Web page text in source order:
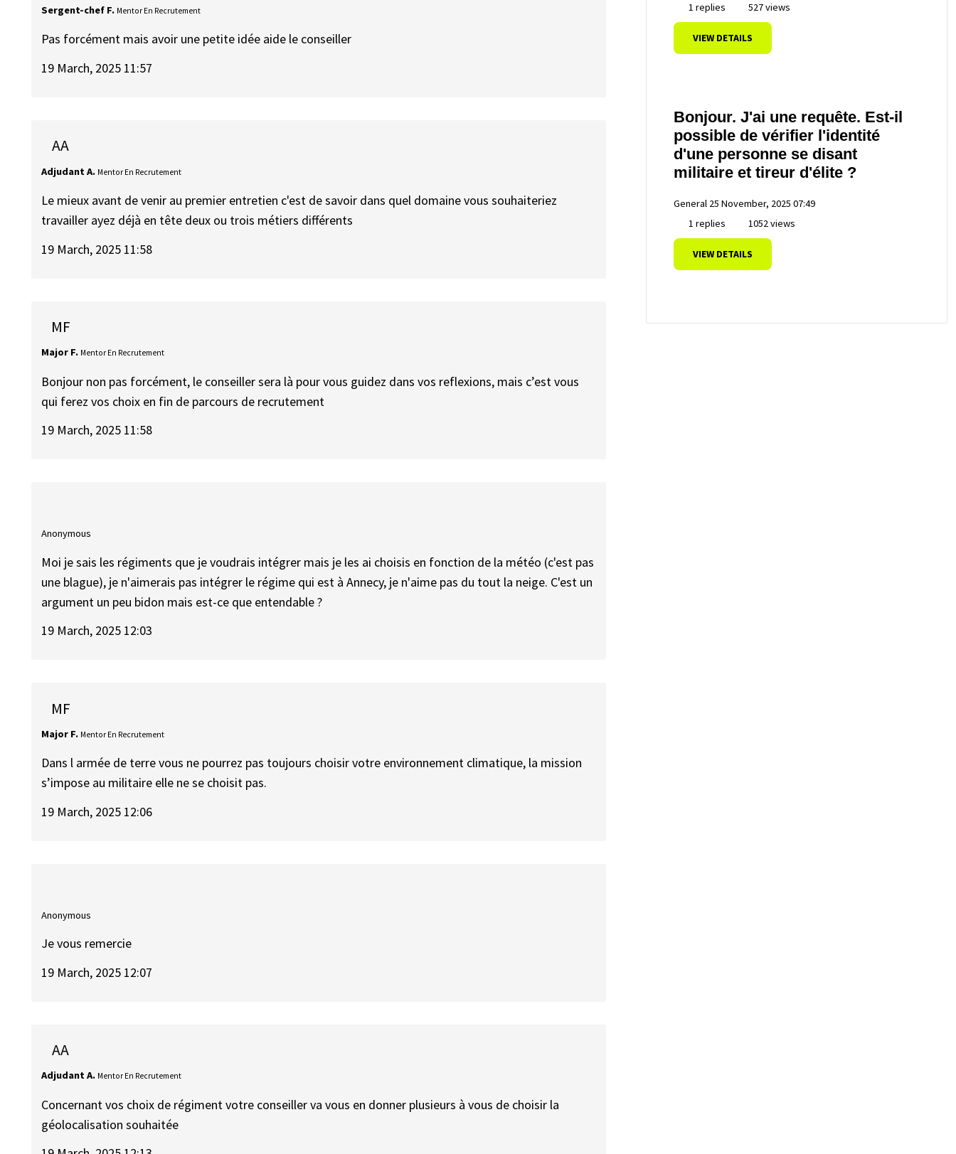
Sergent-chef F. Mentor En Recrutement
Pas forcément mais avoir une petite idée aide le conseiller
19 March, 2025 11:57
AA
Adjudant A. Mentor En Recrutement
Le mieux avant de venir au premier entretien c'est de savoir dans quel domaine vous souhaiteriez
travailler ayez déjà en tête deux ou trois métiers différents
19 March, 2025 11:58
MF
Major F. Mentor En Recrutement
Bonjour non pas forcément, le conseiller sera là pour vous guidez dans vos reflexions, mais c’est vous
qui ferez vos choix en fin de parcours de recrutement
19 March, 2025 11:58
Anonymous
Moi je sais les régiments que je voudrais intégrer mais je les ai choisis en fonction de la météo (c'est pas
une blague), je n'aimerais pas intégrer le régime qui est à Annecy, je n'aime pas du tout la neige. C'est un
argument un peu bidon mais est-ce que entendable ?
19 March, 2025 12:03
MF
Major F. Mentor En Recrutement
Dans l armée de terre vous ne pourrez pas toujours choisir votre environnement climatique, la mission
s’impose au militaire elle ne se choisit pas.
19 March, 2025 12:06
Anonymous
Je vous remercie
19 March, 2025 12:07
AA
Adjudant A. Mentor En Recrutement
Concernant vos choix de régiment votre conseiller va vous en donner plusieurs à vous de choisir la
géolocalisation souhaitée
1 replies
527 views
VIEW DETAILS
Bonjour. J'ai une requête. Est-il
possible de vérifier l'identité
d'une personne se disant
militaire et tireur d'élite ?
General 25 November, 2025 07:49
1 replies
1052 views
VIEW DETAILS